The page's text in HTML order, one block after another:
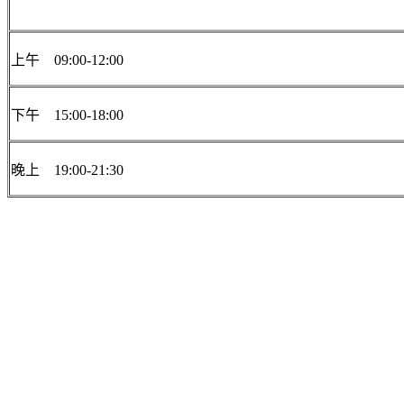
上午 09:00-12:00
下午 15:00-18:00
晚上 19:00-21:30